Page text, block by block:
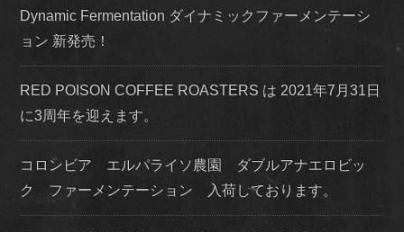
Dynamic Fermentation ダイナミックファーメンテーシ
ョン 新発売！
RED POISON COFFEE ROASTERS は 2021年7月31日
に3周年を迎えます。
コロンビア エルパライソ農園 ダブルアナエロビッ
ク ファーメンテーション 入荷しております。